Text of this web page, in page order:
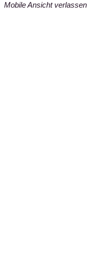
Mobile Ansicht verlassen